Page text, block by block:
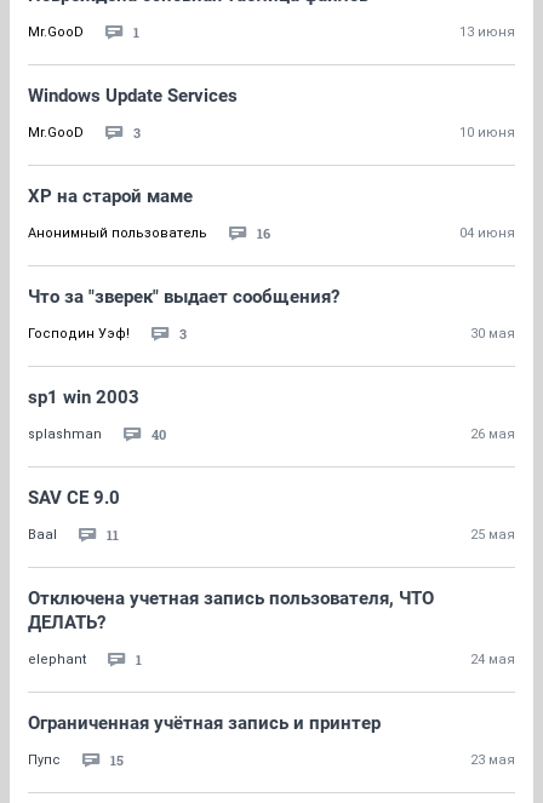
Mr.GooD 1 13 июня
Windows Update Services
Mr.GooD 3 10 июня
XP на старой маме
Анонимный пользователь 16 04 июня
Что за "зверек" выдает сообщения?
Господин Уэф! 3 30 мая
sp1 win 2003
splashman 40 26 мая
SAV CE 9.0
Baal 11 25 мая
Отключена учетная запись пользователя, ЧТО
ДЕЛАТЬ?
elephant 1 24 мая
Ограниченная учётная запись и принтер
Пупс 15 23 мая